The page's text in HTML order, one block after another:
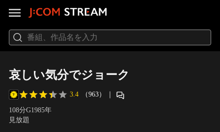
哀しい気分でジョーク
3.4 （963） ｜
108分G1985年
見放題